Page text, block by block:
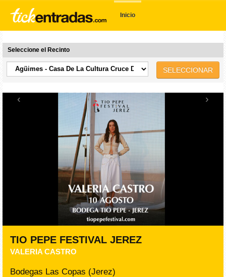
Inicio
Seleccione el Recinto
SELECCIONAR
‹ ›
TIO PEPE FESTIVAL JEREZ
VALERIA CASTRO
Bodegas Las Copas (Jerez)